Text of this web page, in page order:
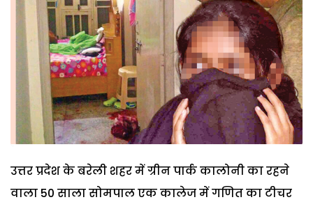
उत्तर प्रदेश के बरेली शहर में ग्रीन पार्क कालोनी का रहने
वाला 50 साला सोमपाल एक कालेज में गणित का टीचर